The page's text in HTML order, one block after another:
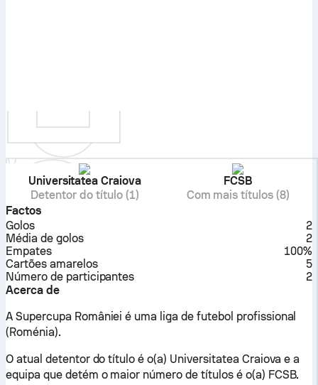
Universitatea Craiova
Detentor do título (1)
FCSB
Com mais títulos (8)
Factos
Golos
2
Média de golos
2
Empates
100%
Cartões amarelos
5
Número de participantes
2
Acerca de
A Supercupa României é uma liga de futebol profissional
(Roménia).
O atual detentor do título é o(a) Universitatea Craiova e a
equipa que detém o maior número de títulos é o(a) FCSB.